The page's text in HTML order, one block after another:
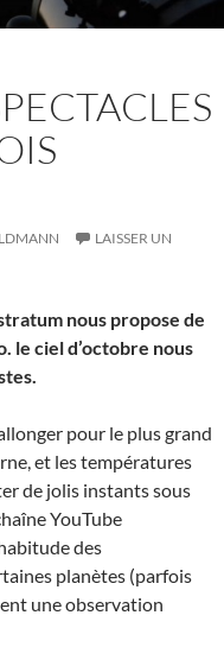
LAISSER UN
nous propose de
le ciel d’octobre nous
pour le plus grand
et les températures
de jolis instants sous
YouTube
des
planètes (parfois
une observation